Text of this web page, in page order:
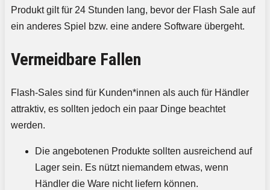
Produkt gilt für 24 Stunden lang, bevor der Flash Sale auf
ein anderes Spiel bzw. eine andere Software übergeht.
Vermeidbare Fallen
Flash-Sales sind für Kunden*innen als auch für Händler
attraktiv, es sollten jedoch ein paar Dinge beachtet
werden.
Die angebotenen Produkte sollten ausreichend auf
Lager sein. Es nützt niemandem etwas, wenn
Händler die Ware nicht liefern können.